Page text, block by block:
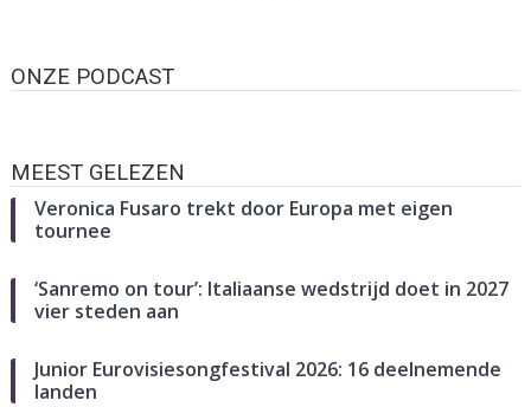
ONZE PODCAST
MEEST GELEZEN
Veronica Fusaro trekt door Europa met eigen
tournee
‘Sanremo on tour’: Italiaanse wedstrijd doet in 2027
vier steden aan
Junior Eurovisiesongfestival 2026: 16 deelnemende
landen